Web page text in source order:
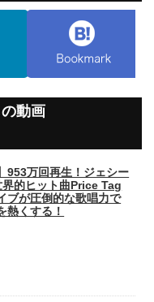
動画
953万回再生！ジェシー
的ヒット曲Price Tag
ブが圧倒的な歌唱力で
熱くする！